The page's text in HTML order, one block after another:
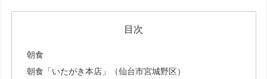
目次
朝食
朝食「いたがき本店」（仙台市宮城野区）